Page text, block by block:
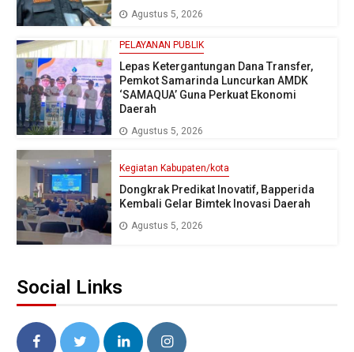
Agustus 5, 2026
PELAYANAN PUBLIK
Lepas Ketergantungan Dana Transfer,
Pemkot Samarinda Luncurkan AMDK
‘SAMAQUA’ Guna Perkuat Ekonomi
Daerah
Agustus 5, 2026
Kegiatan Kabupaten/kota
Dongkrak Predikat Inovatif, Bapperida
Kembali Gelar Bimtek Inovasi Daerah
Agustus 5, 2026
Social Links